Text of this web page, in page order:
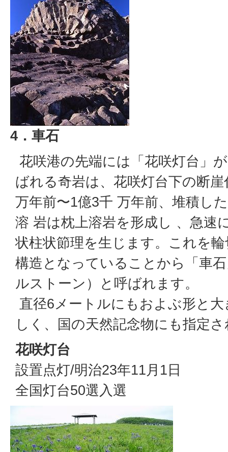
4．車石
花咲港の先端には「花咲灯台」
ばれる奇岩は、花咲灯台下の断
万年前〜1億3千 万年前、堆積し
溶 岩は枕上溶岩を形成し 、急速
状柱状節理を生じます。これを
構造となっていることから「車
ルストーン）と呼ばれます。
直径6メートルにもおよぶ形と
しく、国の天然記念物にも指定
花咲灯台
設置点灯/明治23年11月1日
全国灯台50選入選